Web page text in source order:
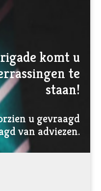
komt u
te
staan!
u gevraagd
van adviezen.